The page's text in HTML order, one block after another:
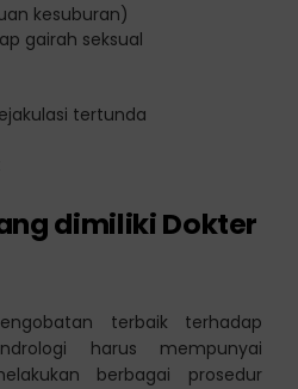
kesuburan)
gairah seksual
tertunda
dimiliki Dokter
terbaik terhadap
harus mempunyai
berbagai prosedur